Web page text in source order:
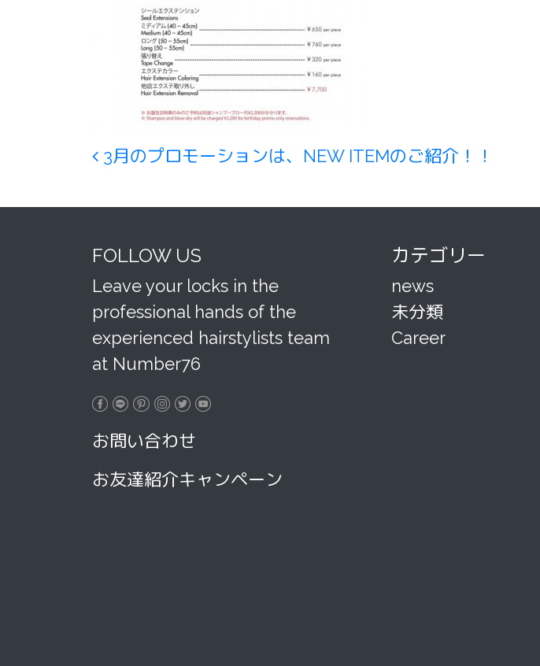
Post navigation
3月のプロモーションは、NEW ITEMのご紹介！！
FOLLOW US
Leave your locks in the
professional hands of the
experienced hairstylists team
at Number76
お問い合わせ
お友達紹介キャンペーン
カテゴリー
news
未分類
Career